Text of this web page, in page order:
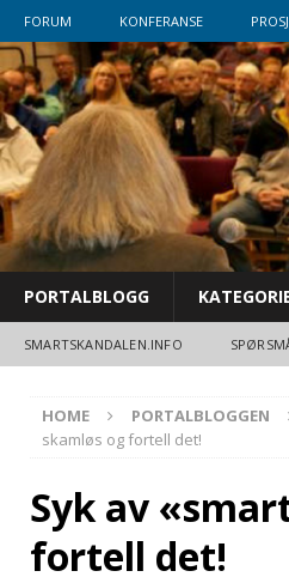
FORUM KONFERANSE
PORTALBLOGG
SMARTSKANDALEN.INFO
HOME PORTALBLOGGEN
skamløs og fortell det!
Syk av
fortell det!